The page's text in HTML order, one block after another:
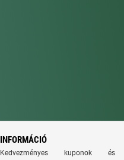
INFORMÁCIÓ
Kedvezményes kuponok és